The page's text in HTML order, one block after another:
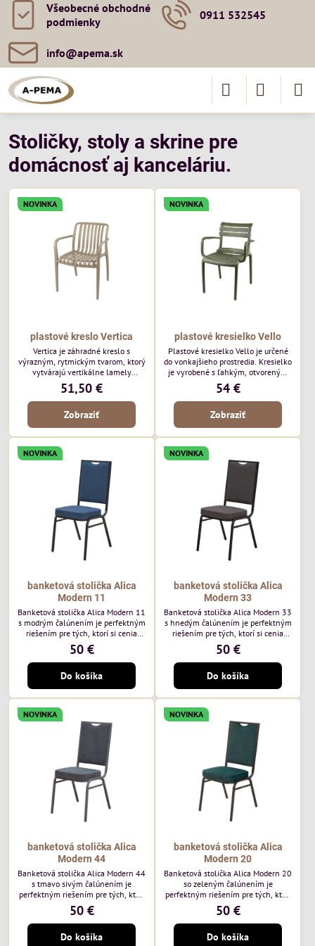
Všeobecné obchodné
podmienky
0911 532545
info​@apema​.sk
Stoličky, stoly a skrine pre
domácnosť aj kanceláriu.
NOVINKA
plastové kreslo Vertica
Vertica je záhradné kreslo s
výrazným, rytmickým tvarom, ktorý
vytvárajú vertikálne lamely
operadla a sedadla. Jej otvorený
dizajn jej dodáva ľahký, vzdušný
vzhľad a robí z nej perfektný
doplnok moderných vonkajších
pozornosť svojimi detailmi bez toho,
aby dominoval priestoru. Bude
vyzerať skvele vo vonkajších
jedálenských priestoroch, pri
bistrových stoloch a v...
51,50 €
Zobraziť
NOVINKA
plastové kresielko Vello
Plastové kresielko Vello je určené
do vonkajšieho prostredia. Kresielko
je vyrobené s ľahkým, otvoreným
tvarom a jemne kontúrovanými
líniami. Horizontálne lamely
operadla a jemne zaoblené
podrúčky dodávajú kresielku
ležérny, letný nádych. Tento model
bude vyzerať skvele vo vonkajších
jedálenských priestoroch, pri
reštauračných stoloch a v
bistrových priestoroch.
54 €
Zobraziť
NOVINKA
banketová stolička Alica
Modern 11
Banketová stolička Alica Modern 11
s modrým čalúnením je perfektným
riešením pre tých, ktorí si cenia
vysokú kvalitu a jedinečný dizajn.
Stolička je výnimočná použitím
vysoko kvalitného modrého
čalúnenia Mossa 79 od poľského
výrobcu Davis ktorého látka má
hmotnosť 325 g/m², čo zaručuje
výnimočnú odolnosť a pohodlie.
Okrem toho je látka vybavená
technológiou Easy-Clean, vďaka
ktorej sa ľahko...
50 €
Do košíka
NOVINKA
banketová stolička Alica
Modern 33
Banketová stolička Alica Modern 33
s hnedým čalúnením je perfektným
riešením pre tých, ktorí si cenia
vysokú kvalitu a jedinečný dizajn.
Stolička je výnimočná použitím
vysoko kvalitného hnedého
čalúnenia Mossa 29 od poľského
výrobcu Davis ktorého látka má
hmotnosť 325 g/m², čo zaručuje
výnimočnú odolnosť a pohodlie.
Okrem toho je látka vybavená
technológiou Easy-Clean, vďaka
ktorej sa ľahko...
50 €
Do košíka
NOVINKA
banketová stolička Alica
Modern 44
Banketová stolička Alica Modern 44
s tmavo sivým čalúnením je
perfektným riešením pre tých, ktorí
si cenia vysokú kvalitu a jedinečný
dizajn. Stolička je výnimočná
použitím vysoko kvalitného tmavo
sivého zamatového čalúnenia od
50 €
Do košíka
NOVINKA
banketová stolička Alica
Modern 20
Banketová stolička Alica Modern 20
so zeleným čalúnením je
perfektným riešením pre tých, ktorí
si cenia vysokú kvalitu a jedinečný
dizajn. Stolička je výnimočná
použitím vysoko kvalitného tmavo
zeleného zamatového čalúnenia od
50 €
Do košíka